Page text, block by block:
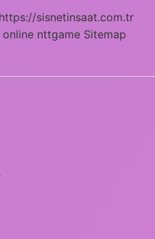
https://sisnetinsaat.com.tr
nttgame Sitemap